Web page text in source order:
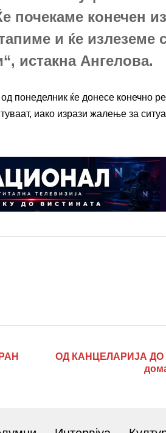
почекаме конечен
и ќе излеземе
истакна Ангелова.
понеделник ќе донесе конечно
иако изрази жалење за
ОД КАНЦЕЛАРИЈА ДО